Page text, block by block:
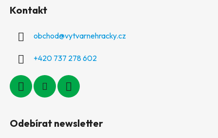
Kontakt
obchod@vytvarnehracky.cz
+420 737 278 602
Odebírat newsletter